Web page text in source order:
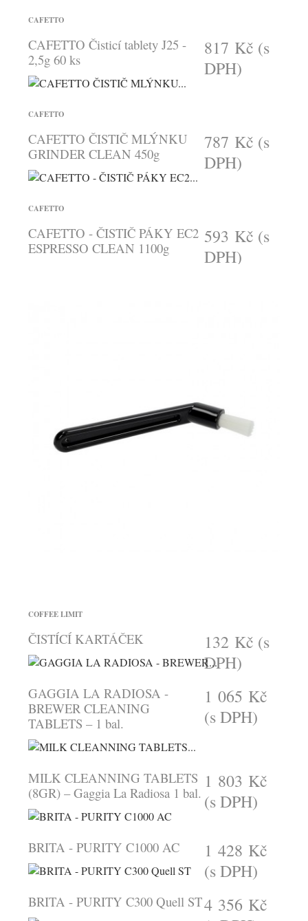
CAFETTO
CAFETTO Čisticí tablety J25 -
2,5g 60 ks
817 Kč (s
DPH)
CAFETTO
CAFETTO ČISTIČ MLÝNKU
GRINDER CLEAN 450g
787 Kč (s
DPH)
CAFETTO
CAFETTO - ČISTIČ PÁKY EC2
ESPRESSO CLEAN 1100g
593 Kč (s
DPH)
COFFEE LIMIT
ČISTÍCÍ KARTÁČEK 132 Kč (s
DPH)
GAGGIA LA RADIOSA -
BREWER CLEANING
TABLETS – 1 bal.
1 065 Kč
(s DPH)
MILK CLEANNING TABLETS
(8GR) – Gaggia La Radiosa 1 bal.
1 803 Kč
(s DPH)
BRITA - PURITY C1000 AC
1 428 Kč
(s DPH)
BRITA - PURITY C300 Quell ST4 356 Kč